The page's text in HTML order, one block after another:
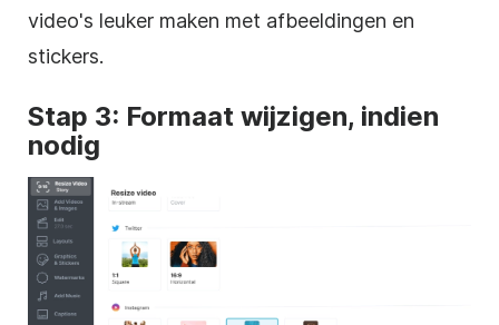
video's leuker maken met afbeeldingen en
stickers.
Stap 3: Formaat wijzigen, indien
nodig